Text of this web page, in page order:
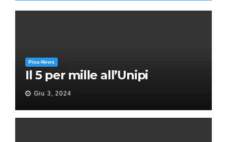
Pisa-News
Il 5 per mille all’Unipi
Giu 3, 2024